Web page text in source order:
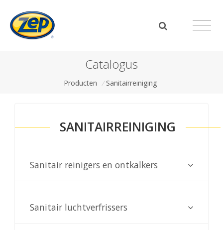
Catalogus
Producten /Sanitairreiniging
SANITAIRREINIGING
Sanitair reinigers en ontkalkers
Sanitair luchtverfrissers